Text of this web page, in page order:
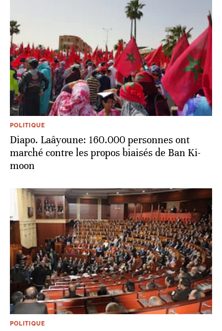
POLITIQUE
Diapo. Laâyoune: 160.000 personnes ont
marché contre les propos biaisés de Ban Ki-
moon
POLITIQUE